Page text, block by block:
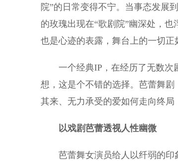
院”的日常变得不宁。当事态发展
的玫瑰出现在“歌剧院”幽深处，
也是心迹的表露，舞台上的一切正
一个经典IP，在经历了无数次
想，这是个不错的选择。芭蕾舞
其来、无力承受的爱如何走向终局
以戏剧芭蕾透视人性幽微
芭蕾舞女演员给人以纤弱的印